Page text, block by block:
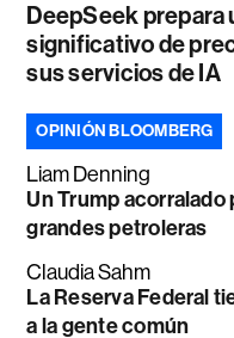
DeepSeek prepara
significativo de
sus servicios de IA
OPINIÓN BLOOMBERG
Liam Denning
Un Trump
grandes petroleras
Claudia Sahm
La Reserva Federal
a la gente común